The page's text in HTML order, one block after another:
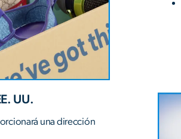
UU.
una dirección